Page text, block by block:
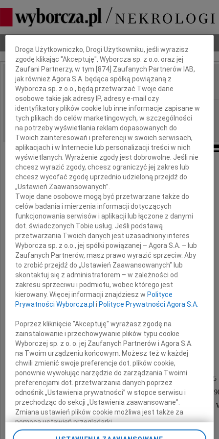
IMIĘ I NAZWISKO: Jerzy Zaczeniuk
REGION: Warszawa
DATA EMISJI: 18.08.2009
W dniu 9 sierpnia 2009 roku
zmarł w wieku 83 lat
Jerzy Zaczeniuk
sybirak
płk w stanie spoczynku
Nabożeństwo żałobne odbędzie się
w dniu 21 sierpnia 2009 roku o godzinie 11.15
w kościele św. Jozafata przy ul. Powązkowskiej
po którym nastąpi odprowadzenie na Cmentarz Powązki
do grobu rodzinnego.
Dbamy o Twoją prywatność
Droga Użytkowniczko, Drogi Użytkowniku, jeśli wyrazisz
zgodę klikając "Akceptuję", Wyborcza sp. z o.o. oraz jej
Zaufani Partnerzy, w tym [874 ] Zaufanych Partnerów IAB,
jak również Agora S.A. będąca spółką powiązaną z
Wyborcza sp. z o.o., będą przetwarzać Twoje dane
osobowe takie jak adresy IP, adresy e-mail czy
identyfikatory plików cookie lub inne informacje zapisane w
tych plikach do celów marketingowych, w szczególności
na potrzeby wyświetlania reklam dopasowanych do
Twoich zainteresowań i preferencji w swoich serwisach,
aplikacjach i w Internecie lub personalizacji treści w nich
wyświetlanych. Wyrażenie zgody jest dobrowolne. Jeśli nie
chcesz wyrazić zgody, chcesz ograniczyć jej zakres lub
chcesz wycofać zgodę uprzednio udzieloną przejdź do
„Ustawień Zaawansowanych”.
Twoje dane osobowe mogą być przetwarzane także do
celów badania i mierzenia informacji dotyczących
funkcjonowania serwisów i aplikacji lub łączone z danymi
dot. świadczonych Tobie usług. Jeśli podstawą
przetwarzania Twoich danych jest uzasadniony interes
Wyborcza sp. z o.o., jej spółki powiązanej – Agora S.A. – lub
Zaufanych Partnerów, masz prawo wyrazić sprzeciw. Aby
to zrobić przejdź do „Ustawień Zaawansowanych” lub
skontaktuj się z administratorem – w zależności od
zakresu sprzeciwu i podmiotu, wobec którego jest
kierowany. Więcej informacji znajdziesz w Polityce
Prywatności Wyborcza.pl i Polityce Prywatności Agora S.A.
Poprzez kliknięcie "Akceptuję" wyrażasz zgodę na
zainstalowanie i przechowywanie plików typu cookie
Wyborczej sp. z o. o. jej Zaufanych Partnerów i Agora S.A.
na Twoim urządzeniu końcowym. Możesz też w każdej
chwili zmienić swoje preferencje dot. plików cookie,
ponownie wywołując narzędzie do zarządzania Twoimi
preferencjami dot. przetwarzania danych poprzez
odnośnik „Ustawienia prywatności” w stopce serwisu i
przechodząc do sekcji „Ustawienia zaawansowane”.
Zmiana ustawień plików cookie możliwa jest także za
pomocą ustawień przeglądarki.